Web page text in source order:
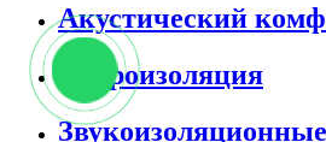
Акустический
Виброизоляция